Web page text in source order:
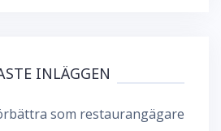
INLÄGGEN
som restaurangägare